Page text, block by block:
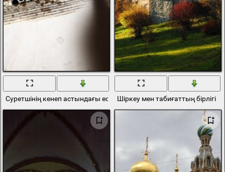
Суретшінің кенеп астындағы ескі шіркеуШіркеу мен табиғаттың бірлігі